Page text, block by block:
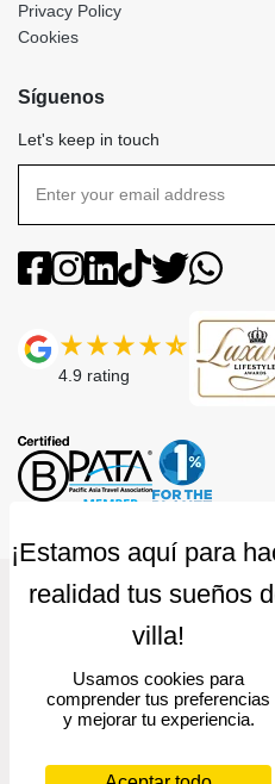
Privacy Policy
Cookies
Síguenos
Let's keep in touch
4.9 rating
Villa
© 2026 Villa Finder. 10 Anson
Singapore
Llámanos a Bali +62 212 789
+61 2 9191 7419 /
Número de licencia
Usamos cookies para
comprender tus preferencias
y mejorar tu experiencia.